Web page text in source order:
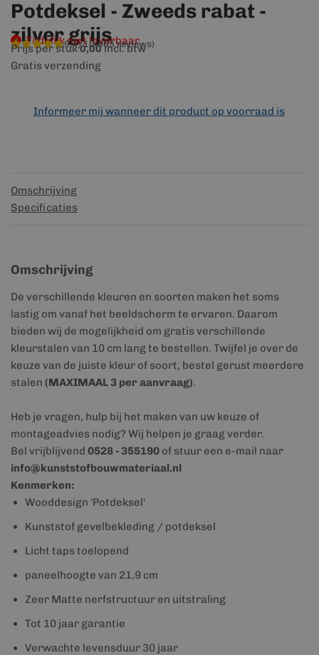
Potdeksel - Zweeds rabat -
zilver grijs
Tijdelijk niet leverbaar
9,4/10(905 reviews)
Prijs per stuk0,00incl. btw
Gratis verzending
Informeer mij wanneer dit product op voorraad is
Omschrijving
Specificaties
Omschrijving
De verschillende kleuren en soorten maken het soms
lastig om vanaf het beeldscherm te ervaren. Daarom
bieden wij de mogelijkheid om gratis verschillende
kleurstalen van 10 cm lang te bestellen. Twijfel je over de
keuze van de juiste kleur of soort, bestel gerust meerdere
stalen (MAXIMAAL 3 per aanvraag).
Heb je vragen, hulp bij het maken van uw keuze of
montageadvies nodig? Wij helpen je graag verder.
Bel vrijblijvend 0528 - 355190 of stuur een e-mail naar
info@kunststofbouwmateriaal.nl
Kenmerken:
Wooddesign 'Potdeksel'
Kunststof gevelbekleding / potdeksel
Licht taps toelopend
paneelhoogte van 21,9 cm
Zeer Matte nerfstructuur en uitstraling
Tot 10 jaar garantie
Verwachte levensduur 30 jaar